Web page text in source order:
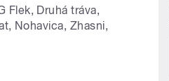
Flek, Druhá tráva,
Nohavica, Zhasni,